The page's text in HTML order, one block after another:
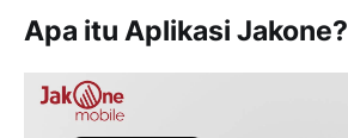
Apa itu Aplikasi Jakone?